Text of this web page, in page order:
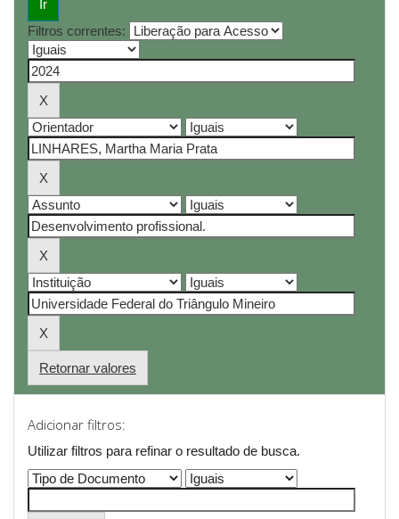
Filtros correntes:
Retornar valores
Adicionar filtros:
Utilizar filtros para refinar o resultado de busca.